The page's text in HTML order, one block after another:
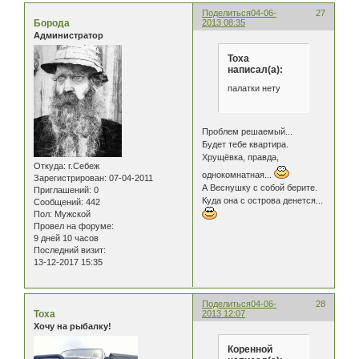
Поделиться 27
04-06-
2013 08:35
Борода
Администратор
Откуда: г.Себеж
Зарегистрирован: 07-04-2011
Приглашений: 0
Сообщений: 442
Пол: Мужской
Провел на форуме:
9 дней 10 часов
Последний визит:
13-12-2017 15:35
Тоха
написал(а):
палатки нету
Проблем решаемый...
Будет тебе квартира.
Хрущёвка, правда,
однокомнатная...
А Веснушку с собой берите.
Куда она с острова денется...
Поделиться 28
04-06-
2013 12:07
Тоха
Хочу на рыбалку!
Коренной